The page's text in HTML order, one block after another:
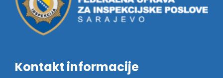
Kontakt informacije